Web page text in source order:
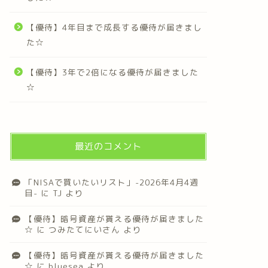
【優待】4年目まで成長する優待が届きまし
た☆
【優待】3年で2倍になる優待が届きました
☆
最近のコメント
「NISAで買いたいリスト」-2026年4月4週
目- に TJ より
【優待】暗号資産が貰える優待が届きました
☆ に つみたてにいさん より
【優待】暗号資産が貰える優待が届きました